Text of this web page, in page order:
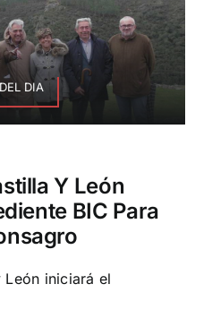
DIA
Y León
BIC Para
León iniciará el